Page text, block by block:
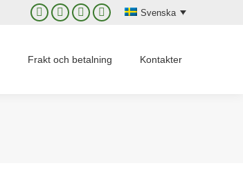
Facebook
opens
X
opens
Instagram
opens
YouTube
opens
Svenska
Frakt och betalning Kontakter